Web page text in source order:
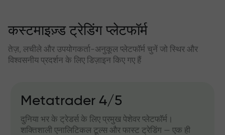
कस्टमाइज़्ड ट्रेडिंग प्लेटफॉर्म
तेज़, लचीले और उपयोगकर्ता-अनुकूल प्लेटफॉर्म चुनें जो स्थिर और
विश्वसनीय प्रदर्शन के लिए डिज़ाइन किए गए हैं
Metatrader 4/5
दुनिया भर के ट्रेडर्स के लिए प्रमुख पेशेवर प्लेटफॉर्म।
शक्तिशाली एनालिटिकल टूल्स और फास्ट ट्रेडिंग — एक ही